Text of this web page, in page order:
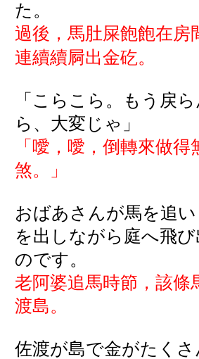
た。
過後，馬肚屎飽飽在房
連續續屙出金矻。
「こらこら。もう戻
ら、大変じゃ」
「噯，噯，倒轉來做
煞。」
おばあさんが馬を追
を出しながら庭へ飛
のです。
老阿婆追馬時節，該條
渡島。
佐渡が島で金がたく